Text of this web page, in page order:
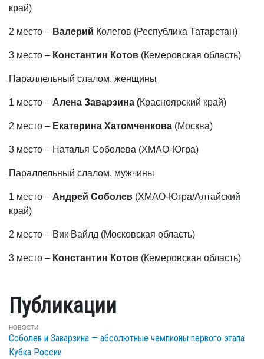
край)
2 место – Валерий Колегов (Республика Татарстан)
3 место – Константин Котов (Кемеровская область)
Параллельный слалом, женщины
1 место – Алена Заварзина (Красноярский край)
2 место – Екатерина Хатомченкова (Москва)
3 место – Наталья Соболева (ХМАО-Югра)
Параллельный слалом, мужчины
1 место – Андрей Соболев (ХМАО-Югра/Алтайский
край)
2 место – Вик Вайлд (Московская область)
3 место – Константин Котов (Кемеровская область)
Публикации
НОВОСТИ
Соболев и Заварзина — абсолютные чемпионы первого этапа
Кубка России